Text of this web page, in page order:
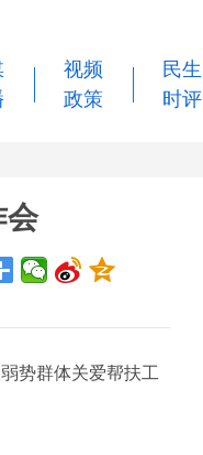
视频
政策
民生
时评
会
势群体关爱帮扶工